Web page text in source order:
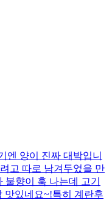
엔 양이 진짜 대박입니
고 따로 남겨두었을 만
향이 훅 나는데 고기
맛있네요~!특히 계란후